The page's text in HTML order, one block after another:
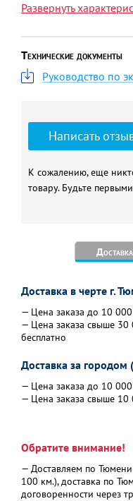
Ширина, мм:
Высота, мм:
Дымоход, мм:
Контур отопления,
КПД, %
Расход природного газа,
Рабочее давление
теплоносителя в системе
размеры подвода и
теплоносителя, дюйм
котле, л
Развернуть
Технические документы
Руководство по
Написать
К сожалению, еще
товару. Будьте
Доставка
Доставка в черте г.
— Цена заказа до 10
— Цена заказа свыше 30
бесплатно
Доставка за
— Цена заказа до 10
— Цена заказа свыше
Обратите внимание!
— Доставляем по
100 км.), доставка по
договоренности через